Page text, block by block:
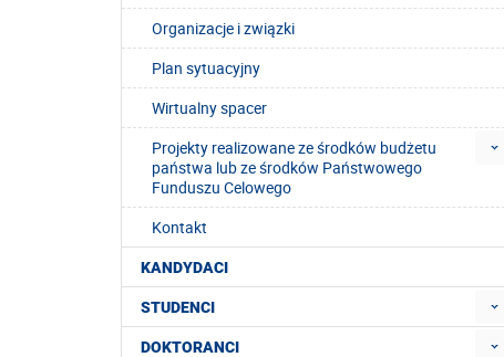
Organizacje i związki
Plan sytuacyjny
Wirtualny spacer
Projekty realizowane ze środków budżetu
państwa lub ze środków Państwowego
Funduszu Celowego
Kontakt
KANDYDACI
STUDENCI
DOKTORANCI